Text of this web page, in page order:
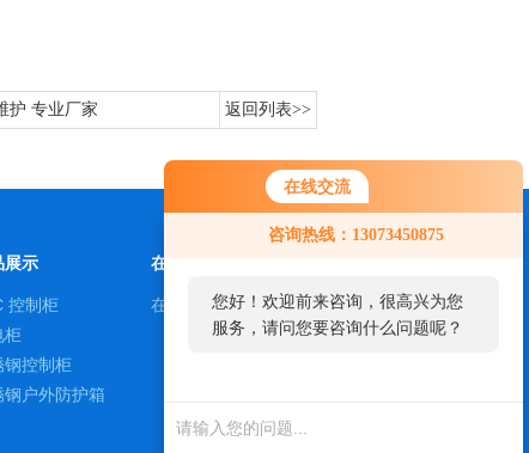
在线交流
咨询热线：13073450875
您好！欢迎前来咨询，很高兴为您
服务，请问您要咨询什么问题呢？
了，是否找到了需求产
品，您可以直接在线与
护 专业厂家 返回列表>>
展示
控制柜
柜
钢控制柜
钢户外防护箱
在线留言
在线留言